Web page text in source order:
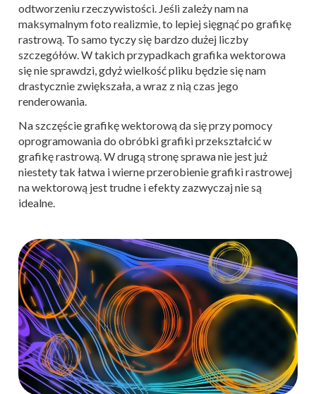
odtworzeniu rzeczywistości. Jeśli zależy nam na
maksymalnym foto realizmie, to lepiej sięgnąć po grafikę
rastrową. To samo tyczy się bardzo dużej liczby
szczegółów. W takich przypadkach grafika wektorowa
się nie sprawdzi, gdyż wielkość pliku będzie się nam
drastycznie zwiększała, a wraz z nią czas jego
renderowania.
Na szczęście grafikę wektorową da się przy pomocy
oprogramowania do obróbki grafiki przekształcić w
grafikę rastrową. W drugą stronę sprawa nie jest już
niestety tak łatwa i wierne przerobienie grafiki rastrowej
na wektorową jest trudne i efekty zazwyczaj nie są
idealne.